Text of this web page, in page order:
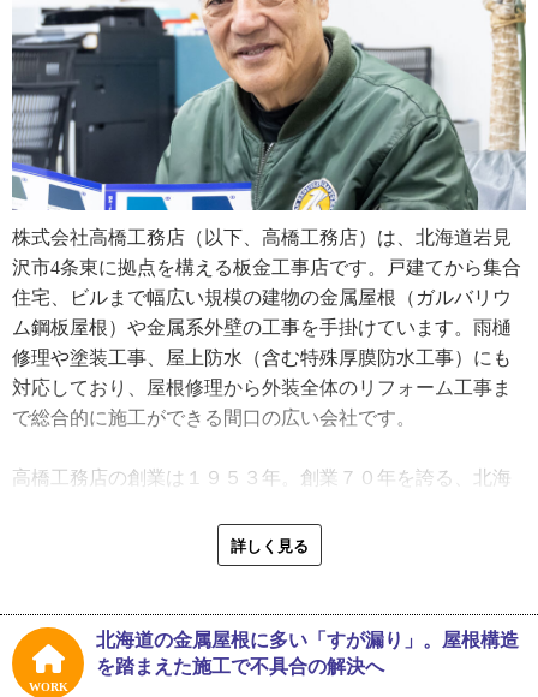
株式会社高橋工務店（以下、高橋工務店）は、北海道岩見
沢市4条東に拠点を構える板金工事店です。戸建てから集合
住宅、ビルまで幅広い規模の建物の金属屋根（ガルバリウ
ム鋼板屋根）や金属系外壁の工事を手掛けています。雨樋
修理や塗装工事、屋上防水（含む特殊厚膜防水工事）にも
対応しており、屋根修理から外装全体のリフォーム工事ま
で総合的に施工ができる間口の広い会社です。
高橋工務店の創業は１９５３年。創業７０年を誇る、北海
からの展望について、代表取締役の工藤豊さん（以下、豊
さん）と専務取締役の工藤勝利さん（以下、勝利さん）の
豊さんの子どもの頃の様子を聞いたところ、「近所で有名
なわんぱく少年でした。棒を持って走り回っていた記憶が
詳しく見る
WORK
北海道の金属屋根に多い「すが漏り」。屋根構造
を踏まえた施工で不具合の解決へ